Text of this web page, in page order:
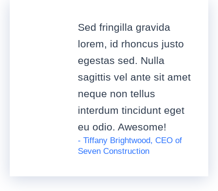
Sed fringilla gravida
lorem, id rhoncus justo
egestas sed. Nulla
sagittis vel ante sit amet
neque non tellus
interdum tincidunt eget
eu odio. Awesome!
- Tiffany Brightwood, CEO of
Seven Construction